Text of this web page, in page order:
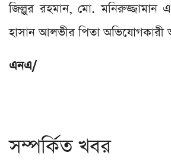
জিল্লুর রহমান, মো. মনিরুজ্জামান
হাসান আলভীর পিতা অভিযোগকারী
এনএ/
সম্পর্কিত খবর